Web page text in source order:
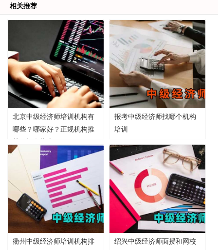
相关推荐
北京中级经济师培训机构有
哪些？哪家好？正规机构推
报考中级经济师找哪个机构
培训
衢州中级经济师培训机构排
绍兴中级经济师面授和网校